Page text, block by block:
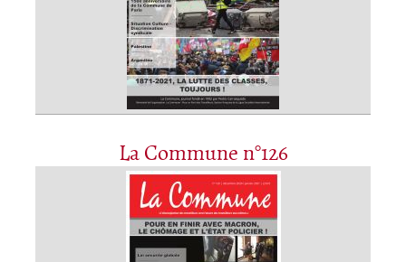
La Commune n°126